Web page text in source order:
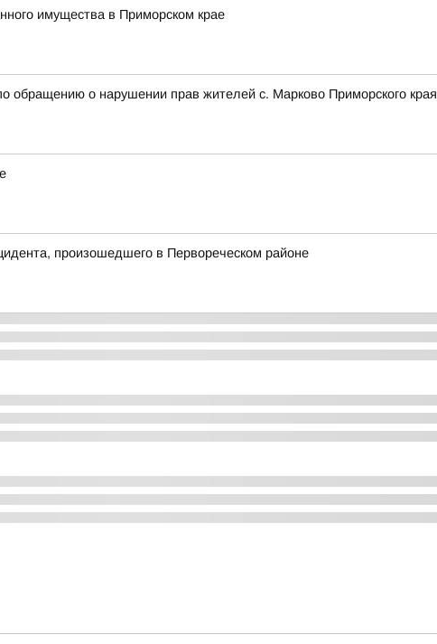
имущества в Приморском крае
обращению о нарушении прав жителей с. Марково Приморского края
произошедшего в Первореческом районе